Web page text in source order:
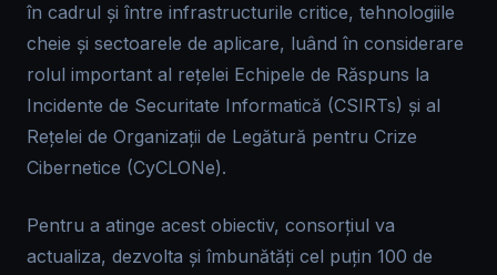
în cadrul și între infrastructurile critice, tehnologiile
cheie și sectoarele de aplicare, luând în considerare
rolul important al rețelei Echipele de Răspuns la
Incidente de Securitate Informatică (CSIRTs) și al
Rețelei de Organizații de Legătură pentru Crize
Cibernetice (CyCLONe).
Pentru a atinge acest obiectiv, consorțiul va
actualiza, dezvolta și îmbunătăți cel puțin 100 de